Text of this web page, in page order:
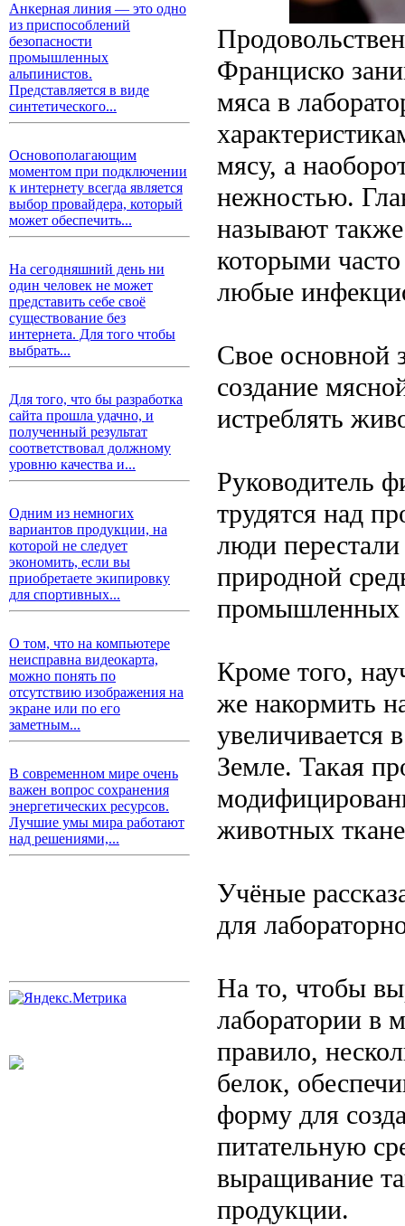
Анкерная линия — это одно
из приспособлений
безопасности
промышленных
альпинистов.
Представляется в виде
синтетического...
Основополагающим
моментом при подключении
к интернету всегда является
выбор провайдера, который
может обеспечить...
На сегодняшний день ни
один человек не может
представить себе своё
существование без
интернета. Для того чтобы
выбрать...
Для того, что бы разработка
сайта прошла удачно, и
полученный результат
соответствовал должному
уровню качества и...
Одним из немногих
вариантов продукции, на
которой не следует
экономить, если вы
приобретаете экипировку
для спортивных...
О том, что на компьютере
неисправна видеокарта,
можно понять по
отсутствию изображения на
экране или по его
заметным...
В современном мире очень
важен вопрос сохранения
энергетических ресурсов.
Лучшие умы мира работают
над решениями,...
Франциско
мяса в
мясу, а
нежностью.
называют также
которыми
любые
Свое основной
создание
истреблять
Руководитель
трудятся над
люди
природной
промышленных
Кроме того,
же накормить
увеличивается
Земле. Такая
животных
Учёные
для
На то, чтобы
лаборатории в
правило,
белок,
форму для
питательную
выращивание
продукции.